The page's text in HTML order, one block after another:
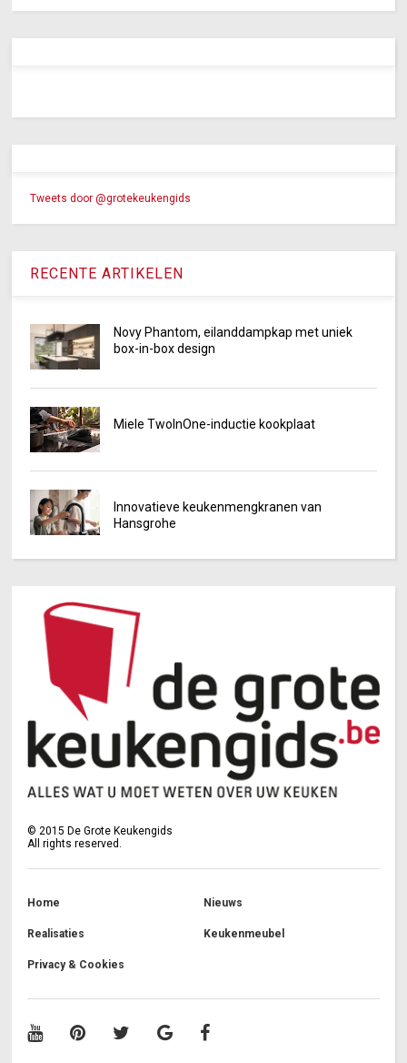
Tweets door @grotekeukengids
RECENTE ARTIKELEN
Novy Phantom, eilanddampkap met uniek
box-in-box design
Miele TwoInOne-inductie kookplaat
Innovatieve keukenmengkranen van
Hansgrohe
© 2015 De Grote Keukengids
All rights reserved.
Home Nieuws
Realisaties Keukenmeubel
Privacy & Cookies